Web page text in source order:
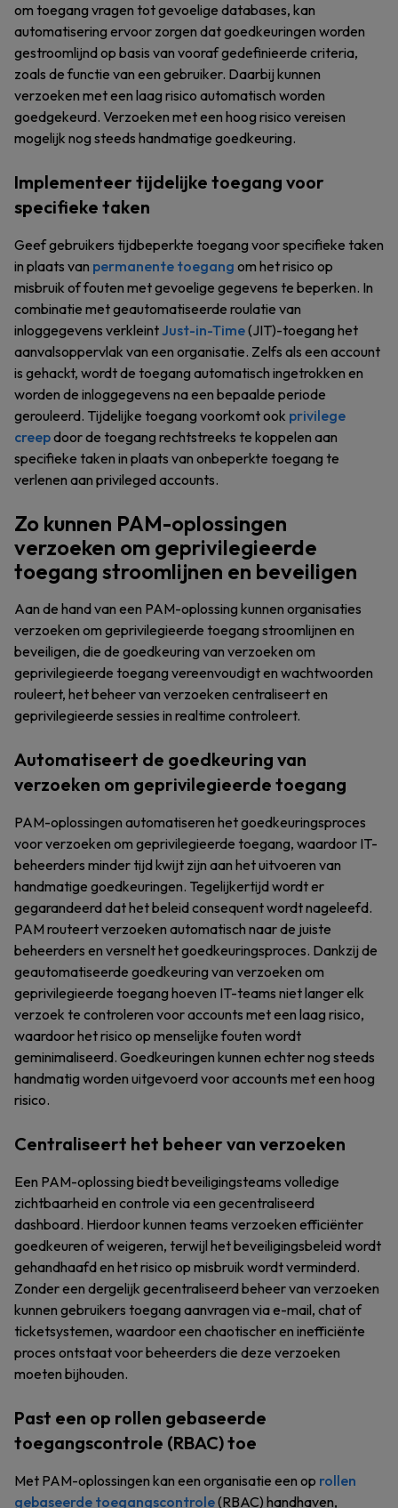
om toegang vragen tot gevoelige databases, kan
automatisering ervoor zorgen dat goedkeuringen worden
gestroomlijnd op basis van vooraf gedefinieerde criteria,
zoals de functie van een gebruiker. Daarbij kunnen
verzoeken met een laag risico automatisch worden
goedgekeurd. Verzoeken met een hoog risico vereisen
mogelijk nog steeds handmatige goedkeuring.
Implementeer tijdelijke toegang voor
specifieke taken
Geef gebruikers tijdbeperkte toegang voor specifieke taken
in plaats van permanente toegang om het risico op
misbruik of fouten met gevoelige gegevens te beperken. In
combinatie met geautomatiseerde roulatie van
inloggegevens verkleintJust-in-Time(JIT)-toegang het
aanvalsoppervlak van een organisatie. Zelfs als een account
is gehackt, wordt de toegang automatisch ingetrokken en
worden de inloggegevens na een bepaalde periode
gerouleerd. Tijdelijke toegang voorkomt ook privilege
creepdoor de toegang rechtstreeks te koppelen aan
specifieke taken in plaats van onbeperkte toegang te
verlenen aan privileged accounts.
Zo kunnen PAM-oplossingen
verzoeken om geprivilegieerde
toegang stroomlijnen en beveiligen
Aan de hand van een PAM-oplossing kunnen organisaties
verzoeken om geprivilegieerde toegang stroomlijnen en
beveiligen, die de goedkeuring van verzoeken om
geprivilegieerde toegang vereenvoudigt en wachtwoorden
rouleert, het beheer van verzoeken centraliseert en
geprivilegieerde sessies in realtime controleert.
Automatiseert de goedkeuring van
verzoeken om geprivilegieerde toegang
PAM-oplossingen automatiseren het goedkeuringsproces
voor verzoeken om geprivilegieerde toegang, waardoor IT-
beheerders minder tijd kwijt zijn aan het uitvoeren van
handmatige goedkeuringen. Tegelijkertijd wordt er
gegarandeerd dat het beleid consequent wordt nageleefd.
PAM routeert verzoeken automatisch naar de juiste
beheerders en versnelt het goedkeuringsproces. Dankzij de
geautomatiseerde goedkeuring van verzoeken om
geprivilegieerde toegang hoeven IT-teams niet langer elk
verzoek te controleren voor accounts met een laag risico,
waardoor het risico op menselijke fouten wordt
geminimaliseerd. Goedkeuringen kunnen echter nog steeds
handmatig worden uitgevoerd voor accounts met een hoog
risico.
Centraliseert het beheer van verzoeken
Een PAM-oplossing biedt beveiligingsteams volledige
zichtbaarheid en controle via een gecentraliseerd
dashboard. Hierdoor kunnen teams verzoeken efficiënter
goedkeuren of weigeren, terwijl het beveiligingsbeleid wordt
gehandhaafd en het risico op misbruik wordt verminderd.
Zonder een dergelijk gecentraliseerd beheer van verzoeken
kunnen gebruikers toegang aanvragen via e-mail, chat of
ticketsystemen, waardoor een chaotischer en inefficiënte
proces ontstaat voor beheerders die deze verzoeken
moeten bijhouden.
Past een op rollen gebaseerde
toegangscontrole (RBAC) toe
Met PAM-oplossingen kan een organisatie een op rollen
gebaseerde toegangscontrole(RBAC) handhaven,